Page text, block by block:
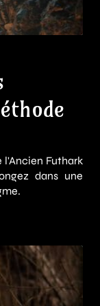
l'Ancien Futhark
dans une